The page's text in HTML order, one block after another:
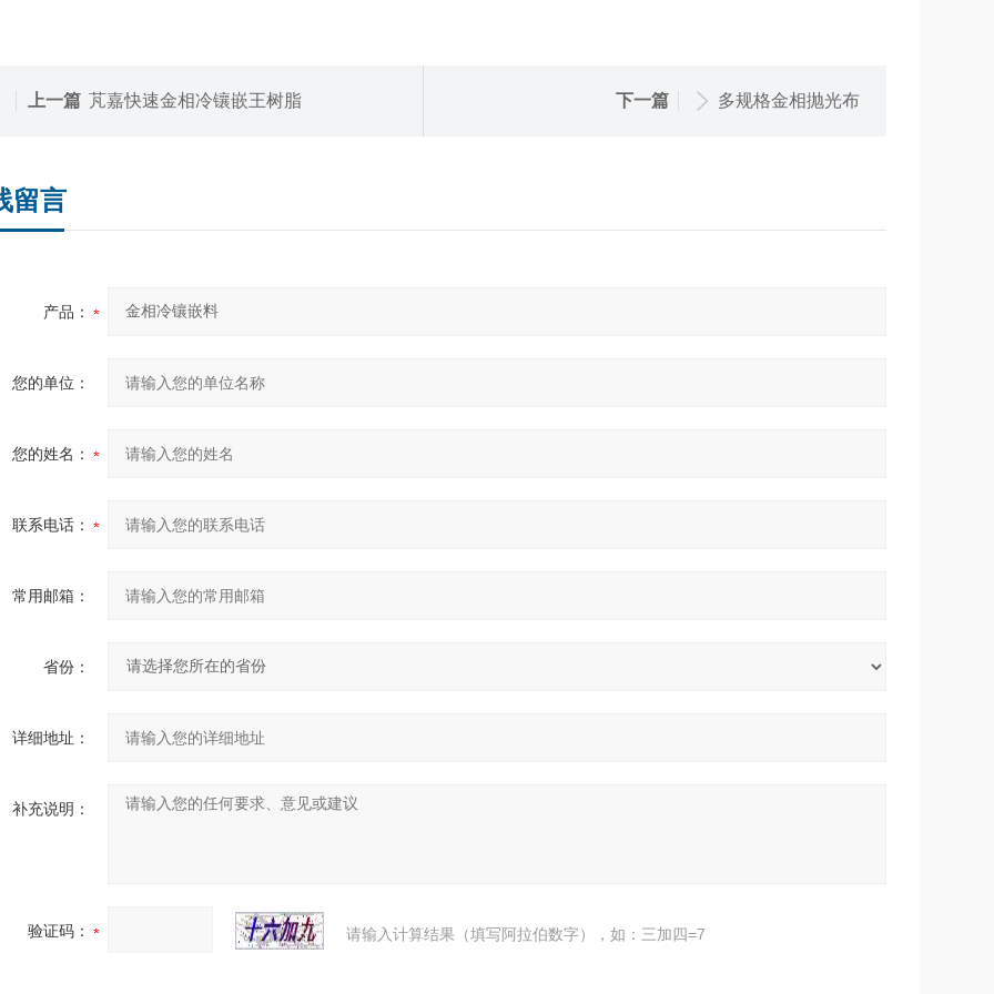
上一篇 芃嘉快速金相冷镶嵌王树脂 下一篇 多规格金相抛光布
留言
产品：
您的单位：
您的姓名：
联系电话：
常用邮箱：
省份：
详细地址：
补充说明：
验证码： 请输入计算结果（填写阿拉伯数字），如：三加四=7